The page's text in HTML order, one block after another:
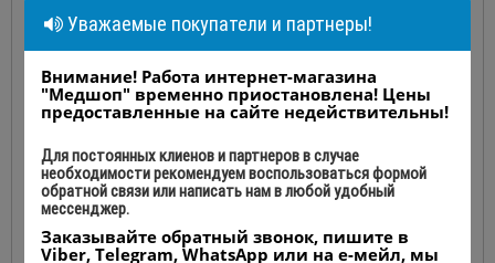
Inc."). Используются высокочастотные рентгеновские питающие
устройства (400 kHz) мощностью 50 kW, 65 kW, 80 kW.
Рентгеновские излучатели
Для комплектации комплекса для рентгеноскопии и
рентгенографии используются излучатели производства IAE
(Италия), Toshiba (Япония), (опционно: Dunlee (Германия)).
Уважаемые покупатели и партнеры!
Внимание! Работа интернет-магазина
"Медшоп" временно приостановлена! Цены
предоставленные на сайте недействительны!
Для постоянных клиенов и партнеров в случае
необходимости рекомендуем воспользоваться формой
обратной связи или написать нам в любой удобный
мессенджер.
Заказывайте обратный звонок, пишите в
Viber, Telegram, WhatsApp или на е-мейл, мы